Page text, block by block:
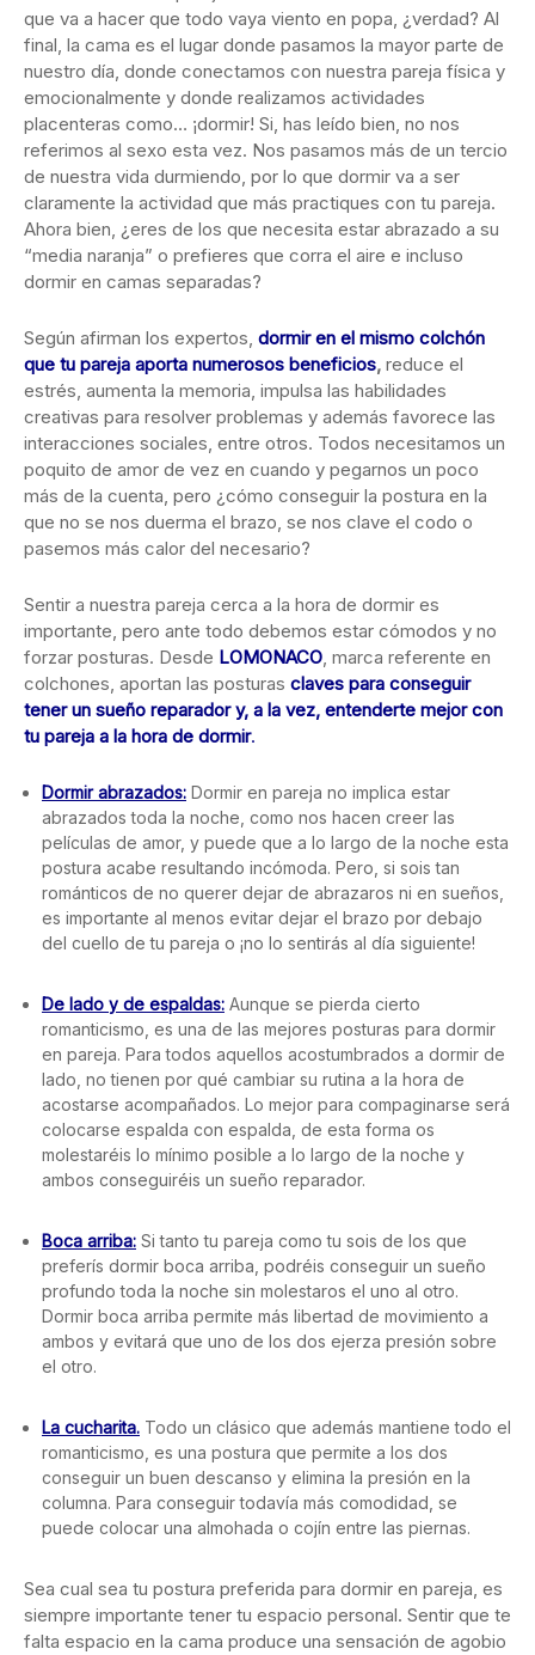
que va a hacer que todo vaya viento en popa, ¿verdad? Al
final, la cama es el lugar donde pasamos la mayor parte de
nuestro día, donde conectamos con nuestra pareja física y
emocionalmente y donde realizamos actividades
placenteras como… ¡dormir! Si, has leído bien, no nos
referimos al sexo esta vez. Nos pasamos más de un tercio
de nuestra vida durmiendo, por lo que dormir va a ser
claramente la actividad que más practiques con tu pareja.
Ahora bien, ¿eres de los que necesita estar abrazado a su
“media naranja” o prefieres que corra el aire e incluso
dormir en camas separadas?
Según afirman los expertos, dormir en el mismo colchón
que tu pareja aporta numerosos beneficios, reduce el
estrés, aumenta la memoria, impulsa las habilidades
creativas para resolver problemas y además favorece las
interacciones sociales, entre otros. Todos necesitamos un
poquito de amor de vez en cuando y pegarnos un poco
más de la cuenta, pero ¿cómo conseguir la postura en la
que no se nos duerma el brazo, se nos clave el codo o
pasemos más calor del necesario?
Sentir a nuestra pareja cerca a la hora de dormir es
importante, pero ante todo debemos estar cómodos y no
forzar posturas. Desde LOMONACO, marca referente en
colchones, aportan las posturas claves para conseguir
tener un sueño reparador y, a la vez, entenderte mejor con
tu pareja a la hora de dormir.
Dormir abrazados: Dormir en pareja no implica estar
abrazados toda la noche, como nos hacen creer las
películas de amor, y puede que a lo largo de la noche esta
postura acabe resultando incómoda. Pero, si sois tan
románticos de no querer dejar de abrazaros ni en sueños,
es importante al menos evitar dejar el brazo por debajo
del cuello de tu pareja o ¡no lo sentirás al día siguiente!
De lado y de espaldas: Aunque se pierda cierto
romanticismo, es una de las mejores posturas para dormir
en pareja. Para todos aquellos acostumbrados a dormir de
lado, no tienen por qué cambiar su rutina a la hora de
acostarse acompañados. Lo mejor para compaginarse será
colocarse espalda con espalda, de esta forma os
molestaréis lo mínimo posible a lo largo de la noche y
ambos conseguiréis un sueño reparador.
Boca arriba: Si tanto tu pareja como tu sois de los que
preferís dormir boca arriba, podréis conseguir un sueño
profundo toda la noche sin molestaros el uno al otro.
Dormir boca arriba permite más libertad de movimiento a
ambos y evitará que uno de los dos ejerza presión sobre
el otro.
La cucharita. Todo un clásico que además mantiene todo el
romanticismo, es una postura que permite a los dos
conseguir un buen descanso y elimina la presión en la
columna. Para conseguir todavía más comodidad, se
puede colocar una almohada o cojín entre las piernas.
Sea cual sea tu postura preferida para dormir en pareja, es
siempre importante tener tu espacio personal. Sentir que te
falta espacio en la cama produce una sensación de agobio